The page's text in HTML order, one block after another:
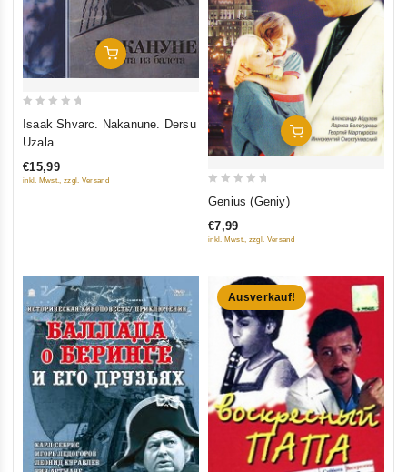
In Den Warenkorb
5
Isaak Shvarc. Nakanune. Dersu
Uzala
€15,99
inkl. Mwst., zzgl. Versand
In Den Warenkorb
of
Genius (Geniy)
€7,99
inkl. Mwst., zzgl. Versand
Ausverkauf!